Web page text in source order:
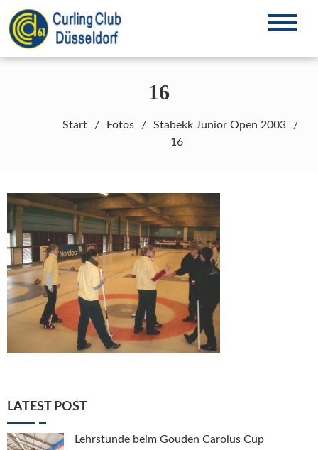
Zum
Inhalt
springen
16
Start Fotos
Stabekk Junior Open 2003
16
LATEST POST
Lehrstunde beim Gouden Carolus Cup